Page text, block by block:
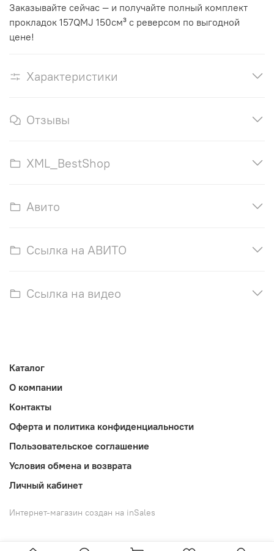
Заказывайте сейчас — и получайте полный комплект
прокладок 157QMJ 150см³ с реверсом по выгодной
цене!
Характеристики
Отзывы
XML_BestShop
Авито
Ссылка на АВИТО
Ссылка на видео
Каталог
О компании
Контакты
Оферта и политика конфиденциальности
Пользовательское соглашение
Условия обмена и возврата
Личный кабинет
Интернет-магазин создан на inSales